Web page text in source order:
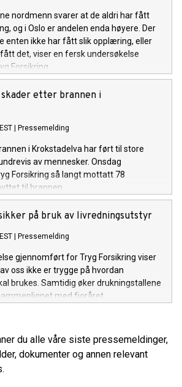
nordmenn svarer at de aldri har fått
og i Oslo er andelen enda høyere. Der
enten ikke har fått slik opplæring, eller
det, viser en fersk undersøkelse
Forsikring.
etter brannen i
Pressemelding
i Krokstadelva har ført til store
av mennesker. Onsdag
Forsikring så langt mottatt 78
til brannen.
på bruk av livredningsutstyr
Pressemelding
gjennomført for Tryg Forsikring viser
oss ikke er trygge på hvordan
brukes. Samtidig øker drukningstallene
med fjoråret.
du alle våre siste pressemeldinger,
dokumenter og annen relevant